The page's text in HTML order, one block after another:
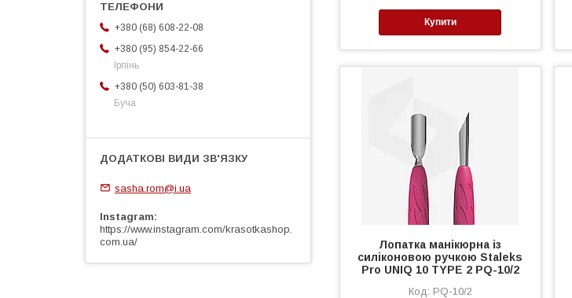
Купити
Лопатка манікюрна із
силіконовою ручкою Staleks
Pro UNIQ 10 TYPE 2 PQ-10/2
PQ-10/2
+380 (68) 608-22-08
+380 (95) 854-22-66
Ірпінь
+380 (50) 603-81-38
Буча
sasha.rom@i.ua
Instagram
https://www.instagram.com/krasotkashop.
com.ua/